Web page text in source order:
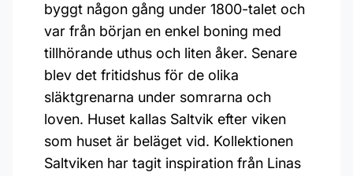
byggt någon gång under 1800-talet och
var från början en enkel boning med
tillhörande uthus och liten åker. Senare
blev det fritidshus för de olika
släktgrenarna under somrarna och
loven. Huset kallas Saltvik efter viken
som huset är beläget vid. Kollektionen
Saltviken har tagit inspiration från Linas